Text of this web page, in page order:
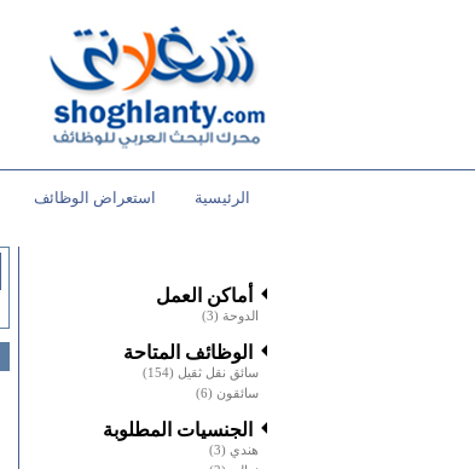
الرئيسية استعراض الوظائف
أماكن العمل
الدوحة (3)
الوظائف المتاحة
سائق نقل ثقيل (154)
سائقون (6)
الجنسيات المطلوبة
هندي (3)